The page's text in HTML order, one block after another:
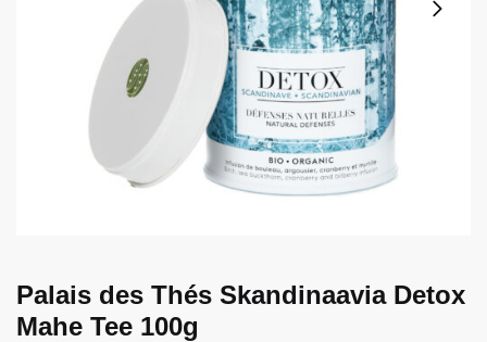
Palais des Thés Skandinaavia Detox
Mahe Tee 100g